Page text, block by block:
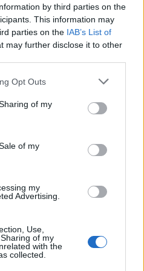
by third parties on the
This information may
parties on the IAB’s List of
may further disclose it to other
Opt Outs
of my
of my
my
Advertising.
Use,
of my
with the
collected.
Ledinek.
dvojčka)
Irena Mrak: Živeti
Mrak je
na VŠVO,
zasebnem